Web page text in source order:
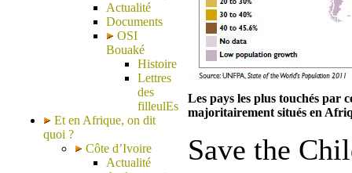
Actualité
Documents
OSI
Bouaké
Histoire
Lettres
des
filleulEs
Et en Afrique, on dit
quoi ?
Côte d’Ivoire
Actualité
Les pays les plus touchés par
majoritairement situés en
Save the